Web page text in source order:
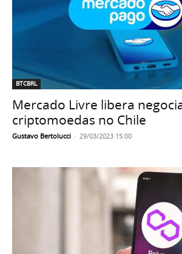
BTCBRL
Mercado Livre libera
criptomoedas no Chile
Gustavo Bertolucci - 29/03/2023 15:00